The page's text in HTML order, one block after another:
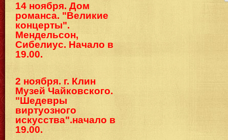
14 ноября. Дом
романса. "Великие
концерты".
Мендельсон,
Сибелиус. Начало в
19.00.
2 ноября. г. Клин
Музей Чайковского.
"Шедевры
виртуозного
искусства".начало в
19.00.